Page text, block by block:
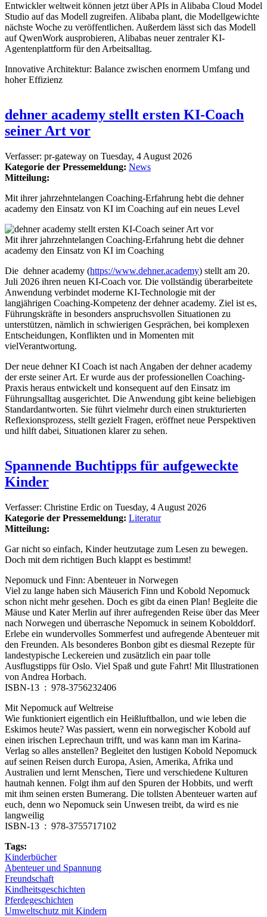
Entwickler weltweit können jetzt über APIs in Alibaba Cloud Model
Studio auf das Modell zugreifen. Alibaba plant, die Modellgewichte
nächste Woche zu veröffentlichen. Außerdem lässt sich das Modell
auf QwenWork ausprobieren, Alibabas neuer zentraler KI-
Agentenplattform für den Arbeitsalltag.
Innovative Architektur: Balance zwischen enormem Umfang und
hoher Effizienz
dehner academy stellt ersten KI-Coach
seiner Art vor
Verfasser: pr-gateway on Tuesday, 4 August 2026
Kategorie der Pressemeldung: News
Mitteilung:
Mit ihrer jahrzehntelangen Coaching-Erfahrung hebt die dehner
academy den Einsatz von KI im Coaching auf ein neues Level
Mit ihrer jahrzehntelangen Coaching-Erfahrung hebt die dehner
academy den Einsatz von KI im Coaching
Die dehner academy (https://www.dehner.academy) stellt am 20.
Juli 2026 ihren neuen KI-Coach vor. Die vollständig überarbeitete
Anwendung verbindet moderne KI-Technologie mit der
langjährigen Coaching-Kompetenz der dehner academy. Ziel ist es,
Führungskräfte in besonders anspruchsvollen Situationen zu
unterstützen, nämlich in schwierigen Gesprächen, bei komplexen
Entscheidungen, Konflikten und in Momenten mit
vielVerantwortung.
Der neue dehner KI Coach ist nach Angaben der dehner academy
der erste seiner Art. Er wurde aus der professionellen Coaching-
Praxis heraus entwickelt und konsequent auf den Einsatz im
Führungsalltag ausgerichtet. Die Anwendung gibt keine beliebigen
Standardantworten. Sie führt vielmehr durch einen strukturierten
Reflexionsprozess, stellt gezielt Fragen, eröffnet neue Perspektiven
und hilft dabei, Situationen klarer zu sehen.
Spannende Buchtipps für aufgeweckte
Kinder
Verfasser: Christine Erdic on Tuesday, 4 August 2026
Kategorie der Pressemeldung: Literatur
Mitteilung:
Gar nicht so einfach, Kinder heutzutage zum Lesen zu bewegen.
Doch mit dem richtigen Buch klappt es bestimmt!
Nepomuck und Finn: Abenteuer in Norwegen
Viel zu lange haben sich Mäuserich Finn und Kobold Nepomuck
schon nicht mehr gesehen. Doch es gibt da einen Plan! Begleite die
Mäuse und Kater Merlin auf ihrer aufregenden Reise über das Meer
nach Norwegen und überrasche Nepomuck in seinem Kobolddorf.
Erlebe ein wundervolles Sommerfest und aufregende Abenteuer mit
den Freunden. Als besonderes Bonbon gibt es diesmal Rezepte für
landestypische Leckereien und zusätzlich ein paar tolle
Ausflugstipps für Oslo. Viel Spaß und gute Fahrt! Mit Illustrationen
von Andrea Horbach.
ISBN-13 ‏ : ‎ 978-3756232406
Mit Nepomuck auf Weltreise
Wie funktioniert eigentlich ein Heißluftballon, und wie leben die
Eskimos heute? Was passiert, wenn ein norwegischer Kobold auf
einen irischen Leprechaun trifft, und was kann man im Karina-
Verlag so alles anstellen? Begleitet den lustigen Kobold Nepomuck
auf seinen Reisen durch Europa, Asien, Amerika, Afrika und
Australien und lernt Menschen, Tiere und verschiedene Kulturen
hautnah kennen. Folgt ihm auf den Spuren der Hobbits, und werft
mit ihm seinen ersten Bumerang. Die tollsten Abenteuer warten auf
euch, denn wo Nepomuck sein Unwesen treibt, da wird es nie
langweilig
ISBN-13 ‏ : ‎ 978-3755717102
Tags:
Kinderbücher
Abenteuer und Spannung
Freundschaft
Kindheitsgeschichten
Pferdegeschichten
Umweltschutz mit Kindern